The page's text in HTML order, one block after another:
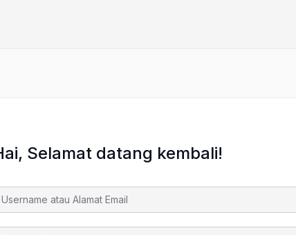
Selamat datang kembali!